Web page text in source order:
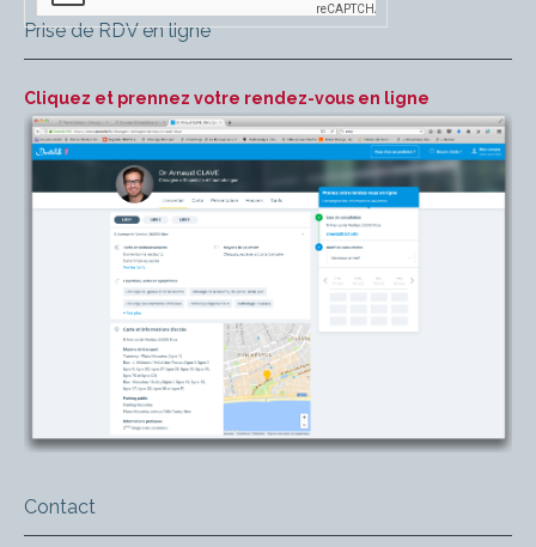
Prise de RDV en ligne
Cliquez et prennez votre rendez-vous en ligne
Contact